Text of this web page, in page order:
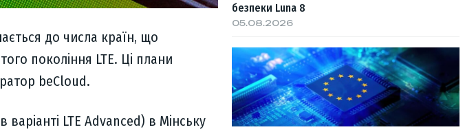
до числа країн, що
покоління LTE. Ці плани
beCloud.
LTE Advanced) в Мінську
безпеки Luna 8
05.08.2026